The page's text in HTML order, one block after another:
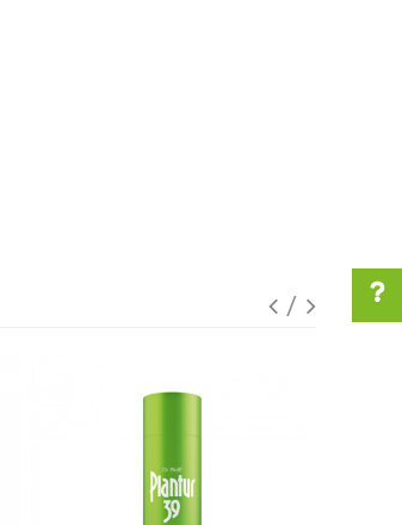
Pomoć pri kupovini
Za više informacija u